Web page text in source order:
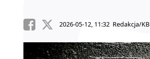
2026-05-12, 11:32 Redakcja/KB